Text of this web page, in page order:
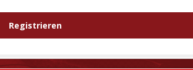
Registrieren